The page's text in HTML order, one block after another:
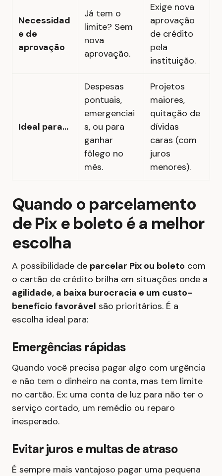
Necessidad
e de
aprovação
Já tem o
limite? Sem
nova
aprovação.
Exige nova
aprovação
de crédito
pela
instituição.
Ideal para…
Despesas
pontuais,
emergenciai
s, ou para
ganhar
fôlego no
mês.
Projetos
maiores,
quitação de
dívidas
caras (com
juros
menores).
Quando o parcelamento
de Pix e boleto é a melhor
escolha
A possibilidade de parcelar Pix ou boleto com
o cartão de crédito brilha em situações onde a
agilidade, a baixa burocracia e um custo-
benefício favorável são prioritários. É a
escolha ideal para:
Emergências rápidas
Quando você precisa pagar algo com urgência
e não tem o dinheiro na conta, mas tem limite
no cartão. Ex: uma conta de luz para não ter o
serviço cortado, um remédio ou reparo
inesperado.
Evitar juros e multas de atraso
É sempre mais vantajoso pagar uma pequena